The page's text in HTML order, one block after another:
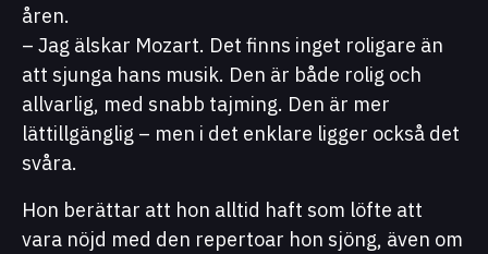
åren.
– Jag älskar Mozart. Det finns inget roligare än
att sjunga hans musik. Den är både rolig och
allvarlig, med snabb tajming. Den är mer
lättillgänglig – men i det enklare ligger också det
svåra.
Hon berättar att hon alltid haft som löfte att
vara nöjd med den repertoar hon sjöng, även om